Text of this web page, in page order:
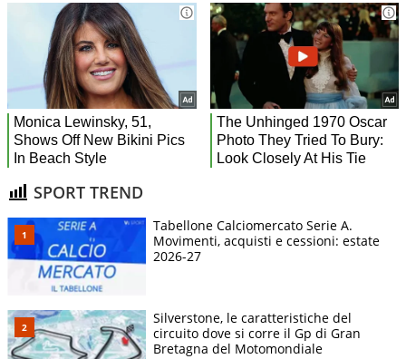
SPORT TREND
Tabellone Calciomercato Serie A.
Movimenti, acquisti e cessioni: estate
2026-27
Silverstone, le caratteristiche del
circuito dove si corre il Gp di Gran
Bretagna del Motomondiale